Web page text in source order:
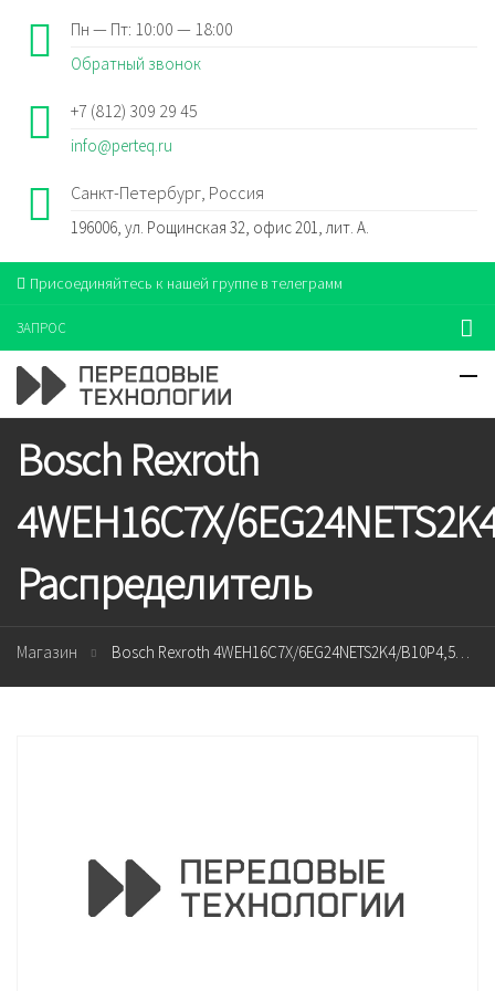
Пн — Пт: 10:00 — 18:00
Обратный звонок
+7 (812) 309 29 45
info@perteq.ru
Санкт-Петербург, Россия
196006, ул. Рощинская 32, офис 201, лит. А.
Присоединяйтесь к нашей группе в телеграмм
ЗАПРОС
Bosch Rexroth
4WEH16C7X/
Распределитель
Магазин Bosch Rexroth 4WEH16C7X/6EG24NETS2K4/B10P4,5D3 Распределитель